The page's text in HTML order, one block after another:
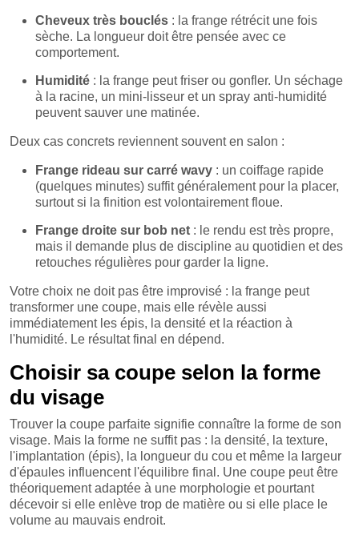
Cheveux très bouclés : la frange rétrécit une fois
sèche. La longueur doit être pensée avec ce
comportement.
Humidité : la frange peut friser ou gonfler. Un séchage
à la racine, un mini-lisseur et un spray anti-humidité
peuvent sauver une matinée.
Deux cas concrets reviennent souvent en salon :
Frange rideau sur carré wavy : un coiffage rapide
(quelques minutes) suffit généralement pour la placer,
surtout si la finition est volontairement floue.
Frange droite sur bob net : le rendu est très propre,
mais il demande plus de discipline au quotidien et des
retouches régulières pour garder la ligne.
Votre choix ne doit pas être improvisé : la frange peut
transformer une coupe, mais elle révèle aussi
immédiatement les épis, la densité et la réaction à
l'humidité. Le résultat final en dépend.
Choisir sa coupe selon la forme
du visage
Trouver la coupe parfaite signifie connaître la forme de son
visage. Mais la forme ne suffit pas : la densité, la texture,
l'implantation (épis), la longueur du cou et même la largeur
d'épaules influencent l'équilibre final. Une coupe peut être
théoriquement adaptée à une morphologie et pourtant
décevoir si elle enlève trop de matière ou si elle place le
volume au mauvais endroit.